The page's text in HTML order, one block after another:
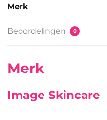
Merk
Beoordelingen 0
Merk
Image Skincare